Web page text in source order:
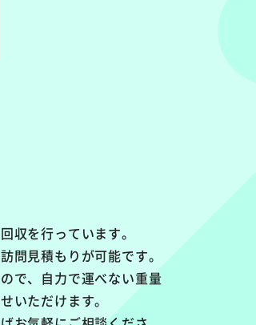
収を行っています。
問見積もりが可能です。
で、自力で運べない重量
いただけます。